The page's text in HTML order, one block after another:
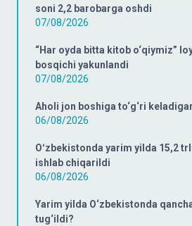
soni 2,2 barobarga oshdi
07/08/2026
“Har oyda bitta kitob o‘qiymiz”
bosqichi yakunlandi
07/08/2026
Aholi jon boshiga to‘g‘ri
06/08/2026
Oʻzbekistonda yarim yilda 15,2
ishlab chiqarildi
06/08/2026
Yarim yilda O‘zbekistonda
tug‘ildi?